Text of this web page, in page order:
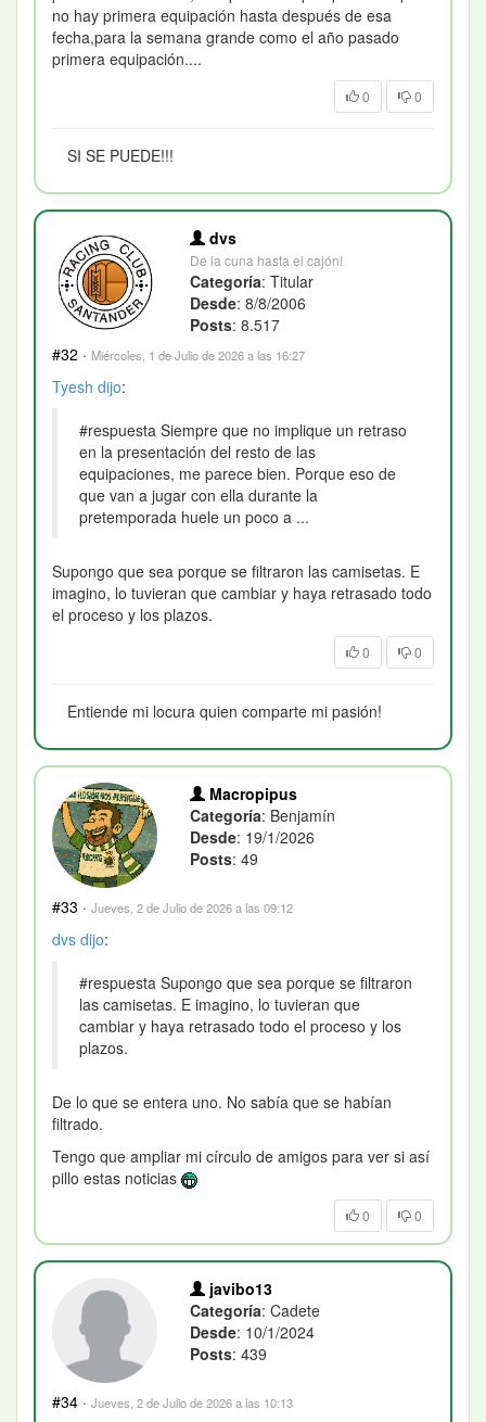
no hay primera equipación hasta después de esa
fecha,para la semana grande como el año pasado
primera equipación....
0 0
SI SE PUEDE!!!
dvs
De la cuna hasta el cajón!
Categoría: Titular
Desde: 8/8/2006
Posts: 8.517
#32 · Miércoles, 1 de Julio de 2026 a las 16:27
Tyesh dijo:
#respuesta Siempre que no implique un retraso
en la presentación del resto de las
equipaciones, me parece bien. Porque eso de
que van a jugar con ella durante la
pretemporada huele un poco a ...
Supongo que sea porque se filtraron las camisetas. E
imagino, lo tuvieran que cambiar y haya retrasado todo
el proceso y los plazos.
0 0
Entiende mi locura quien comparte mi pasión!
Macropipus
Categoría: Benjamín
Desde: 19/1/2026
Posts: 49
#33 · Jueves, 2 de Julio de 2026 a las 09:12
dvs dijo:
#respuesta Supongo que sea porque se filtraron
las camisetas. E imagino, lo tuvieran que
cambiar y haya retrasado todo el proceso y los
plazos.
De lo que se entera uno. No sabía que se habían
filtrado.
Tengo que ampliar mi círculo de amigos para ver si así
pillo estas noticias
0 0
javibo13
Categoría: Cadete
Desde: 10/1/2024
Posts: 439
#34 · Jueves, 2 de Julio de 2026 a las 10:13